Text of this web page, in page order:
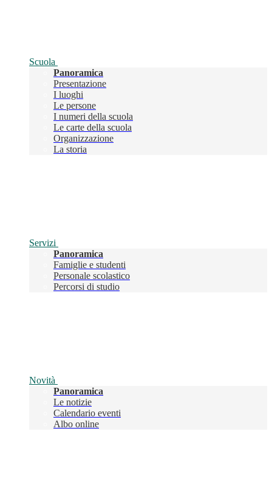
Scuola
Panoramica
Presentazione
I luoghi
Le persone
I numeri della scuola
Le carte della scuola
Organizzazione
La storia
Servizi
Panoramica
Famiglie e studenti
Personale scolastico
Percorsi di studio
Novità
Panoramica
Le notizie
Calendario eventi
Albo online